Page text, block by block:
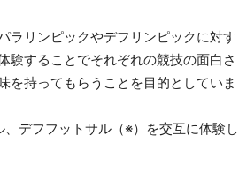
ラリンピックやデフリンピックに対す
験することでそれぞれの競技の面白さ
を持ってもらうことを目的としていま
デフフットサル（※）を交互に体験し